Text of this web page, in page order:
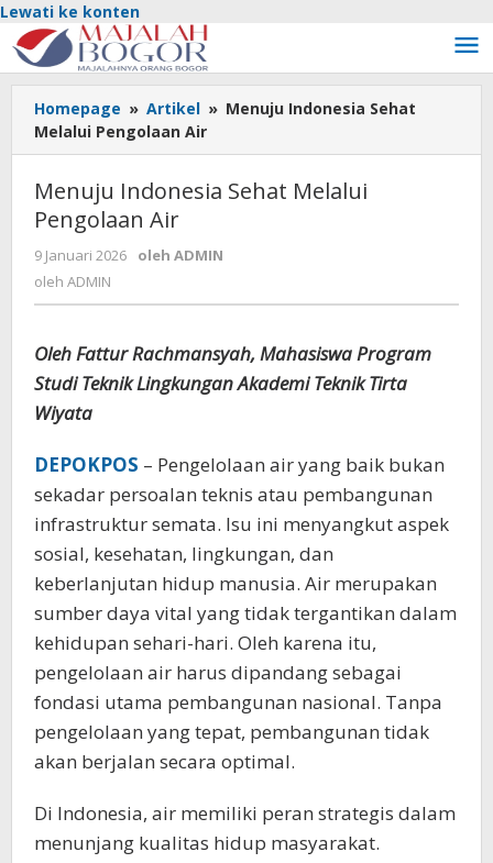
Lewati ke konten
Homepage » Artikel » Menuju Indonesia Sehat
Melalui Pengolaan Air
Menuju Indonesia Sehat Melalui
Pengolaan Air
9 Januari 2026 oleh ADMIN
oleh ADMIN
Oleh Fattur Rachmansyah, Mahasiswa Program
Studi Teknik Lingkungan Akademi Teknik Tirta
Wiyata
DEPOKPOS – Pengelolaan air yang baik bukan
sekadar persoalan teknis atau pembangunan
infrastruktur semata. Isu ini menyangkut aspek
sosial, kesehatan, lingkungan, dan
keberlanjutan hidup manusia. Air merupakan
sumber daya vital yang tidak tergantikan dalam
kehidupan sehari-hari. Oleh karena itu,
pengelolaan air harus dipandang sebagai
fondasi utama pembangunan nasional. Tanpa
pengelolaan yang tepat, pembangunan tidak
akan berjalan secara optimal.
Di Indonesia, air memiliki peran strategis dalam
menunjang kualitas hidup masyarakat.